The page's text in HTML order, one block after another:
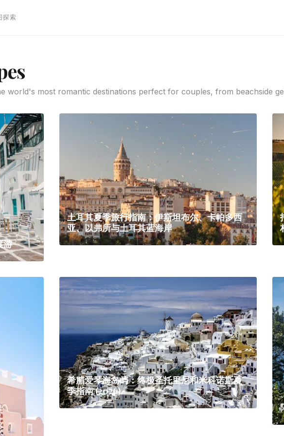
探索
world's most romantic destinations perfect for couples, from beachside
游
土耳其夏季旅行指南：伊斯坦布尔、卡帕多西
亚、以弗所与土耳其蓝海岸
希腊爱琴海岛屿：终极圣托里尼和米科诺斯夏
季指南 (2026)